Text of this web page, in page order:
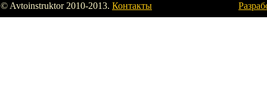
© Avtoinstruktor 2010-2013. Контакты